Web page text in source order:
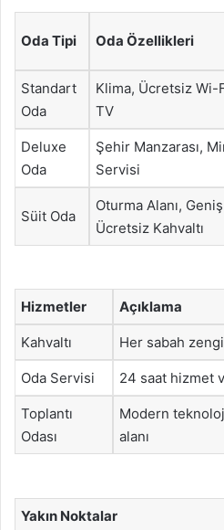
Oda Tipi Oda Özellikleri
Standart
Oda
Klima, Ücretsiz Wi-
TV
Deluxe
Oda
Şehir Manzarası,
Servisi
Süit Oda
Oturma Alanı,
Ücretsiz Kahvaltı
Hizmetler Açıklama
Kahvaltı Her sabah
Oda Servisi 24 saat hizmet
Toplantı
Odası
Modern
alanı
Yakın Noktalar